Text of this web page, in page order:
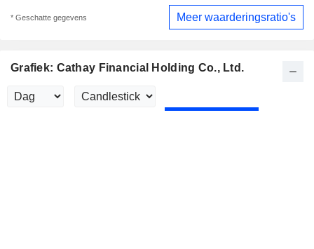
* Geschatte gegevens Meer waarderingsratio's
Grafiek: Cathay Financial Holding Co., Ltd.